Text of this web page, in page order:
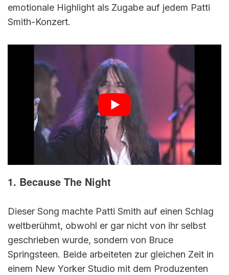
emotionale Highlight als Zugabe auf jedem Patti
Smith-Konzert.
1. Because The Night
Dieser Song machte Patti Smith auf einen Schlag
weltberühmt, obwohl er gar nicht von ihr selbst
geschrieben wurde, sondern von Bruce
Springsteen. Beide arbeiteten zur gleichen Zeit in
einem New Yorker Studio mit dem Produzenten